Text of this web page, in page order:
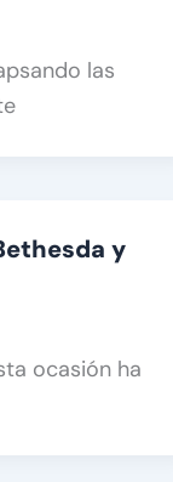
las
y
ocasión ha